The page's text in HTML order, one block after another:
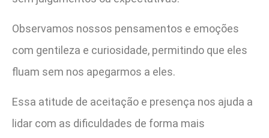
Observamos nossos pensamentos e emoções
com gentileza e curiosidade, permitindo que eles
fluam sem nos apegarmos a eles.
Essa atitude de aceitação e presença nos ajuda a
lidar com as dificuldades de forma mais